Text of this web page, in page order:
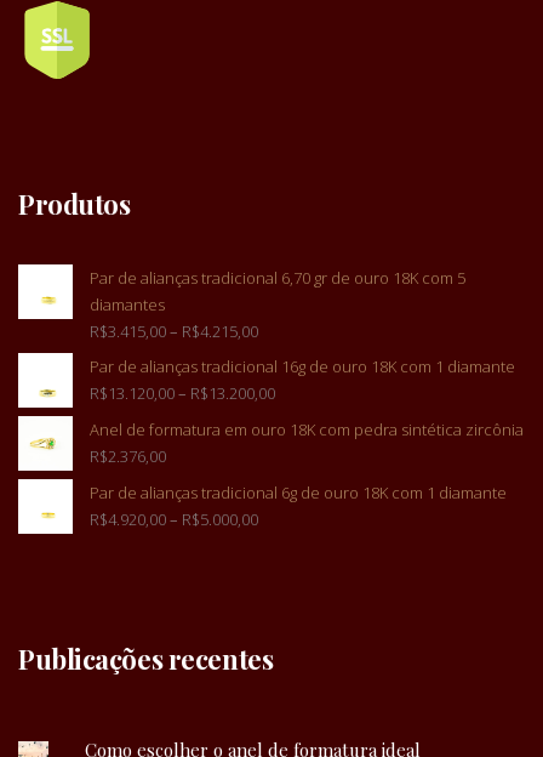
Produtos
Par de alianças tradicional 6,70 gr de ouro 18K com 5
diamantes
R$3.415,00– R$4.215,00
Par de alianças tradicional 16g de ouro 18K com 1 diamante
R$13.120,00– R$13.200,00
Anel de formatura em ouro 18K com pedra sintética zircônia
R$2.376,00
Par de alianças tradicional 6g de ouro 18K com 1 diamante
R$4.920,00– R$5.000,00
Publicações recentes
Como escolher o anel de formatura ideal